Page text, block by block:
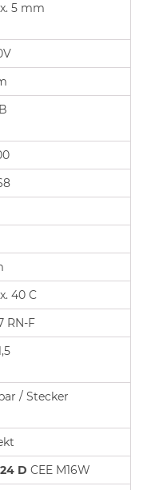
5 mm
40 C
RN-F
/ Stecker
D CEE M16W